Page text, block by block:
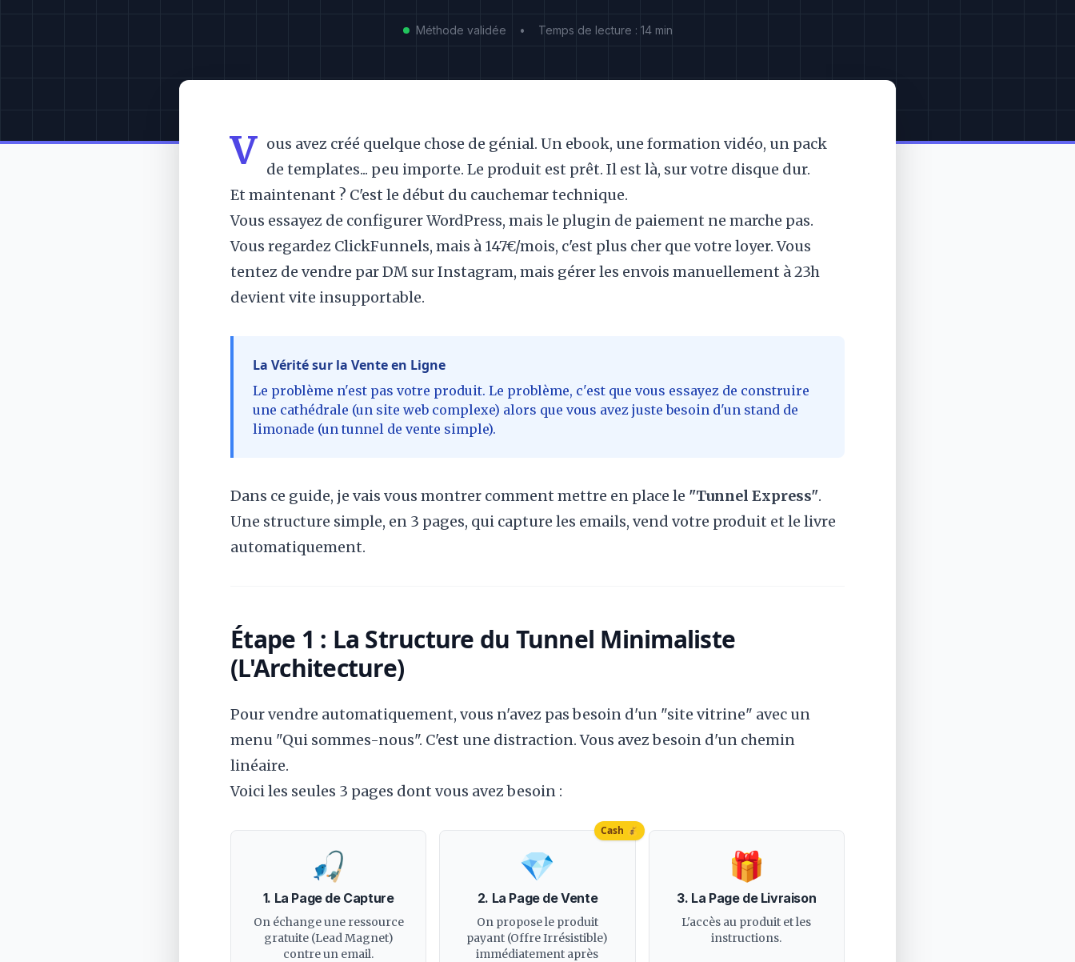
Méthode validée • Temps de lecture : 14 min
V ous avez créé quelque chose de génial. Un ebook, une formation vidéo, un pack
de templates... peu importe. Le produit est prêt. Il est là, sur votre disque dur.
Et maintenant ? C'est le début du cauchemar technique.
Vous essayez de configurer WordPress, mais le plugin de paiement ne marche pas.
Vous regardez ClickFunnels, mais à 147€/mois, c'est plus cher que votre loyer. Vous
tentez de vendre par DM sur Instagram, mais gérer les envois manuellement à 23h
devient vite insupportable.
La Vérité sur la Vente en Ligne
Le problème n'est pas votre produit. Le problème, c'est que vous essayez de construire
une cathédrale (un site web complexe) alors que vous avez juste besoin d'un stand de
limonade (un tunnel de vente simple).
Dans ce guide, je vais vous montrer comment mettre en place le "Tunnel Express".
Une structure simple, en 3 pages, qui capture les emails, vend votre produit et le livre
automatiquement.
Étape 1 : La Structure du Tunnel Minimaliste
(L'Architecture)
Pour vendre automatiquement, vous n'avez pas besoin d'un "site vitrine" avec un
menu "Qui sommes-nous". C'est une distraction. Vous avez besoin d'un chemin
linéaire.
Voici les seules 3 pages dont vous avez besoin :
🎣
1. La Page de Capture
On échange une ressource
gratuite (Lead Magnet)
contre un email.
Cash 💰
💎
2. La Page de Vente
On propose le produit
payant (Offre Irrésistible)
immédiatement après
🎁
3. La Page de Livraison
L'accès au produit et les
instructions.